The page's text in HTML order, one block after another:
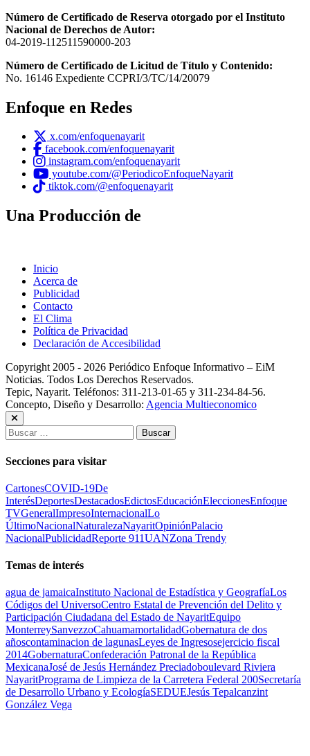
Número de Certificado de Reserva otorgado por el Instituto
Nacional de Derechos de Autor:
04-2019-112511590000-203
Número de Certificado de Licitud de Título y Contenido:
No. 16146 Expediente CCPRI/3/TC/14/20079
Enfoque en Redes
x.com/enfoquenayarit
facebook.com/enfoquenayarit
instagram.com/enfoquenayarit
youtube.com/@PeriodicoEnfoqueNayarit
tiktok.com/@enfoquenayarit
Una Producción de
Inicio
Acerca de
Publicidad
Contacto
El Clima
Política de Privacidad
Declaración de Accesibilidad
Copyright 2005 - 2026 Periódico Enfoque Informativo – EiM
Noticias. Todos Los Derechos Reservados.
Tepic, Nayarit. Teléfonos: 311-213-01-65 y 311-234-84-56.
Concepto, Diseño y Desarrollo: Agencia Multieconomico
Buscar:
Secciones para visitar
CartonesCOVID-19De
InterésDeportesDestacadosEdictosEducaciónEleccionesEnfoque
TVGeneralImpresoInternacionalLo
ÚltimoNacionalNaturalezaNayaritOpiniónPalacio
NacionalPublicidadReporte 911UANZona Trendy
Temas de interés
agua de jamaicaInstituto Nacional de Estadística y GeografíaLos
Códigos del UniversoCentro Estatal de Prevención del Delito y
Participación Ciudadana del Estado de NayaritEquipo
MonterreySanvezzoCahuamamortalidadGobernatura de dos
añoscontaminacion de lagunasLeyes de Ingresosejercicio fiscal
2014GobernaturaConfederación Patronal de la República
MexicanaJosé de Jesús Hernández Preciadoboulevard Riviera
NayaritPrograma de Limpieza de la Carretera Federal 200Secretaría
de Desarrollo Urbano y EcologíaSEDUEJesús Tepalcanzint
González Vega